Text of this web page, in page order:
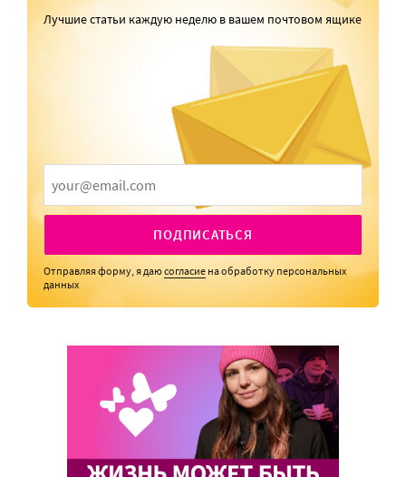
Лучшие статьи каждую неделю в вашем почтовом ящике
ПОДПИСАТЬСЯ
Отправляя форму, я даюсогласие на обработку персональных
данных